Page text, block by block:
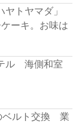
トヤマダ」
ーキ。お味は
ル 海側和室
ベルト交換 業